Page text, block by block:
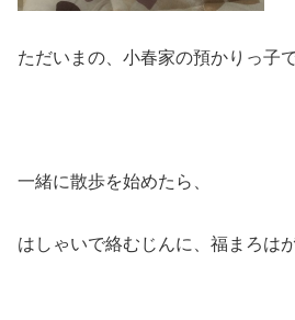
ただいまの、小春家の預かりっ子で
一緒に散歩を始めたら、
はしゃいで絡むじんに、福まろは